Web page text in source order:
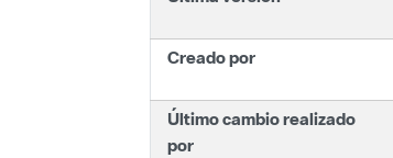
Creado por
Último cambio realizado
por